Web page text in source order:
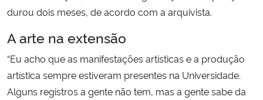
durou dois meses, de acordo com a arquivista.
A arte na extensão
“Eu acho que as manifestações artísticas e a produção
artística sempre estiveram presentes na Universidade.
Alguns registros a gente não tem, mas a gente sabe da